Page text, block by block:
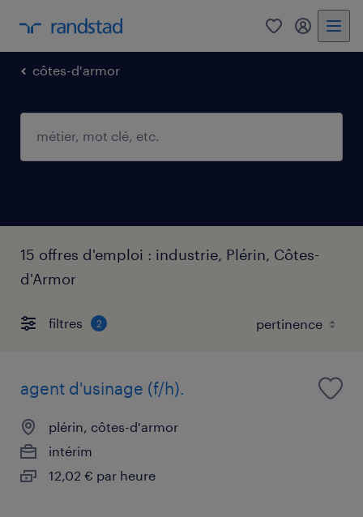
0 mon
côtes-d'armor
15 offres d'emploi : industrie, Plérin, Côtes-
d'Armor
filtres 2
agent d'usinage (f/h).
plérin, côtes-d'armor
intérim
12,02 € par heure